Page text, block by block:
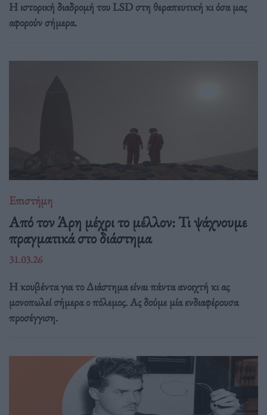
Η ιστορική διαδρομή του LSD στη θεραπευτική κι όσα μας
αφορούν σήμερα.
Επιστήμη
Από τον Άρη μέχρι το μέλλον: Τι ψάχνουμε
πραγματικά στο διάστημα
31.03.26
Η κουβέντα για το Διάστημα είναι πάντα ανοιχτή κι ας
μονοπωλεί σήμερα ο πόλεμος. Ας δούμε μία ενδιαφέρουσα
προσέγγιση.